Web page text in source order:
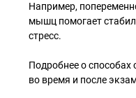
Например,
мышц помогает
стресс.
Подробнее о способах
во время и после